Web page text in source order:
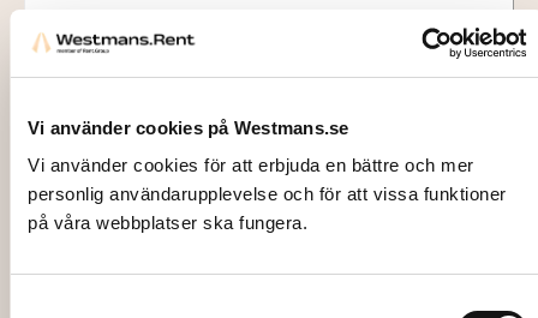
Vi använder cookies på Westmans.se
Vi använder cookies för att erbjuda en bättre och mer
personlig användarupplevelse och för att vissa funktioner
på våra webbplatser ska fungera.